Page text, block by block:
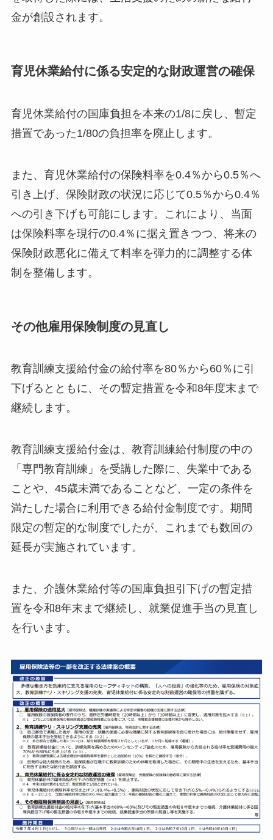
金が創設されます。
育児休業給付に係る安定的な財政運営の確保
育児休業給付の国庫負担を本来の1/8に戻し、暫定
措置であった1/80の負担率を廃止します。
また、育児休業給付の保険料率を0.4％から0.5％へ
引き上げ、保険財政の状況に応じて0.5％から0.4％
への引き下げも可能にします。これにより、当面
は保険料率を現行の0.4％に据え置きつつ、将来の
保険財政悪化に備えて料率を弾力的に調整する体
制を整備します。
その他雇用保険制度の見直し
教育訓練支援給付金の給付率を80％から60％に引
下げるとともに、その暫定措置を令和8年度末まで
継続します。
教育訓練支援給付金は、教育訓練給付制度の中の
「専門教育訓練」を受講した際に、失業中である
ことや、45歳未満であることなど、一定の条件を
満たした場合に利用できる給付金制度です。期間
限定の暫定的な制度でしたが、これまでも数回の
延長が実施されています。
また、介護休業給付等の国庫負担引下げの暫定措
置を令和8年末まで継続し、就業促進手当の見直し
を行います。